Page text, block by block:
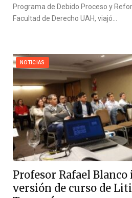
Programa de Debido Proceso y
Facultad de Derecho UAH, viajó…
NOTICIAS
Profesor Rafael
versión de curso de